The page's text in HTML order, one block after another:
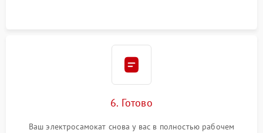
6. Готово
Ваш электросамокат снова у вас в полностью рабочем